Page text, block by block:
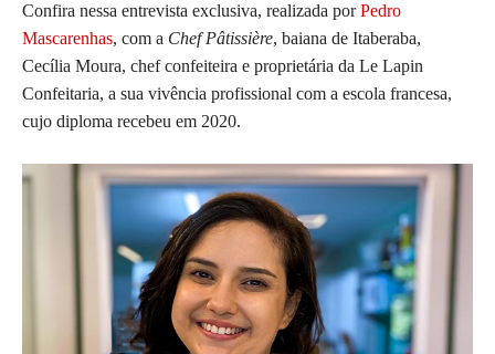
Confira nessa entrevista exclusiva, realizada porPedro
Mascarenhas, com a Chef Pâtissière, baiana de Itaberaba,
Cecília Moura, chef confeiteira e proprietária da Le Lapin
Confeitaria, a sua vivência profissional com a escola francesa,
cujo diploma recebeu em 2020.